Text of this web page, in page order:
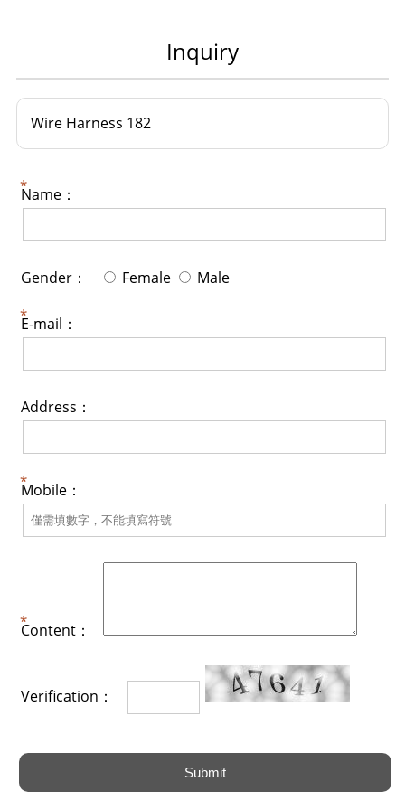
Inquiry
Wire Harness 182
Name：
Gender： Female Male
E-mail：
Address：
Mobile：
Content：
Verification：